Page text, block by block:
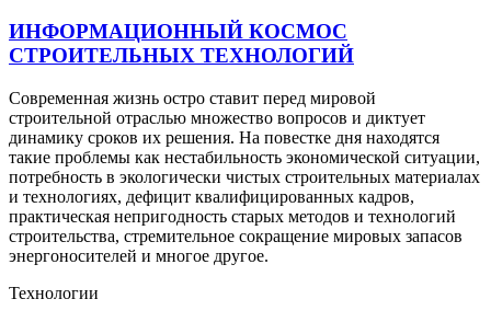
ИНФОРМАЦИОННЫЙ КОСМОС
СТРОИТЕЛЬНЫХ ТЕХНОЛОГИЙ
Современная жизнь остро ставит перед мировой
строительной отраслью множество вопросов и диктует
динамику сроков их решения. На повестке дня находятся
такие проблемы как нестабильность экономической ситуации,
потребность в экологически чистых строительных материалах
и технологиях, дефицит квалифицированных кадров,
практическая непригодность старых методов и технологий
строительства, стремительное сокращение мировых запасов
энергоносителей и многое другое.
Технологии